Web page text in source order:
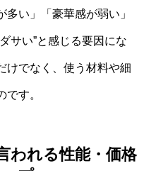
い」「豪華感が弱い」
サい”と感じる要因にな
けでなく、使う材料や細
す。
われる性能・価格